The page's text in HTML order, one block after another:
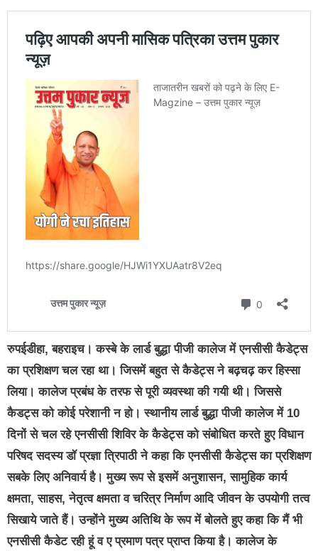
रुपईडीहा, बहराइच। कस्बे के लार्ड बुद्धा पीजी कालेज में एनसीसी कैडेट्स
का प्रशिक्षण चल रहा था। जिसमें बहुत से कैडेट्स ने बढ़चढ़ कर हिस्सा
लिया। कालेज प्रबंध के तरफ से पूरी व्यवस्था की गयी थी। जिससे
कैडट्स को कोई परेशानी न हो। स्थानीय लार्ड बुद्धा पीजी कालेज में 10
दिनों से चल रहे एनसीसी शिविर के कैडेट्स को संबोधित करते हुए विधान
परिषद सदस्य डॉ प्रज्ञा त्रिपाठी ने कहा कि एनसीसी कैडेट्स का प्रशिक्षण
सबके लिए अनिवार्य है। मुख्य रूप से इसमें अनुशासन, सामुहिक कार्य
क्षमता, साहस, नेतृत्व क्षमता व चरित्र निर्माण आदि जीवन के उपयोगी तत्व
सिखाये जाते हैं। उन्होंने मुख्य अतिथि के रूप में बोलते हुए कहा कि मैं भी
एनसीसी कैडेट रही हूं व ए प्रमाण पत्र प्राप्त किया है। कालेज के